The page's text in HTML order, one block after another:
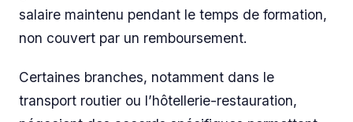
salaire maintenu pendant le temps de formation,
non couvert par un remboursement.
Certaines branches, notamment dans le
transport routier ou l’hôtellerie-restauration,